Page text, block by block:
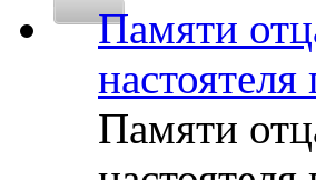
Памяти
Памяти